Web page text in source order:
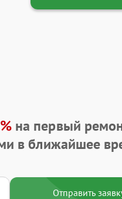
на первый
в ближайшее
Отправить